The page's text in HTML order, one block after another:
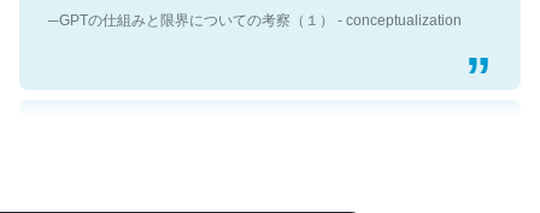
─GPTの仕組みと限界についての考察（１） - conceptualization